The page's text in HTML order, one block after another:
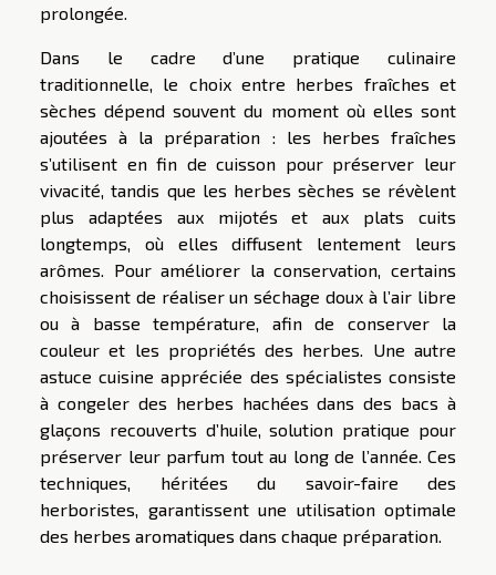
prolongée.
Dans le cadre d’une pratique culinaire
traditionnelle, le choix entre herbes fraîches et
sèches dépend souvent du moment où elles sont
ajoutées à la préparation : les herbes fraîches
s’utilisent en fin de cuisson pour préserver leur
vivacité, tandis que les herbes sèches se révèlent
plus adaptées aux mijotés et aux plats cuits
longtemps, où elles diffusent lentement leurs
arômes. Pour améliorer la conservation, certains
choisissent de réaliser un séchage doux à l’air libre
ou à basse température, afin de conserver la
couleur et les propriétés des herbes. Une autre
astuce cuisine appréciée des spécialistes consiste
à congeler des herbes hachées dans des bacs à
glaçons recouverts d’huile, solution pratique pour
préserver leur parfum tout au long de l’année. Ces
techniques, héritées du savoir-faire des
herboristes, garantissent une utilisation optimale
des herbes aromatiques dans chaque préparation.